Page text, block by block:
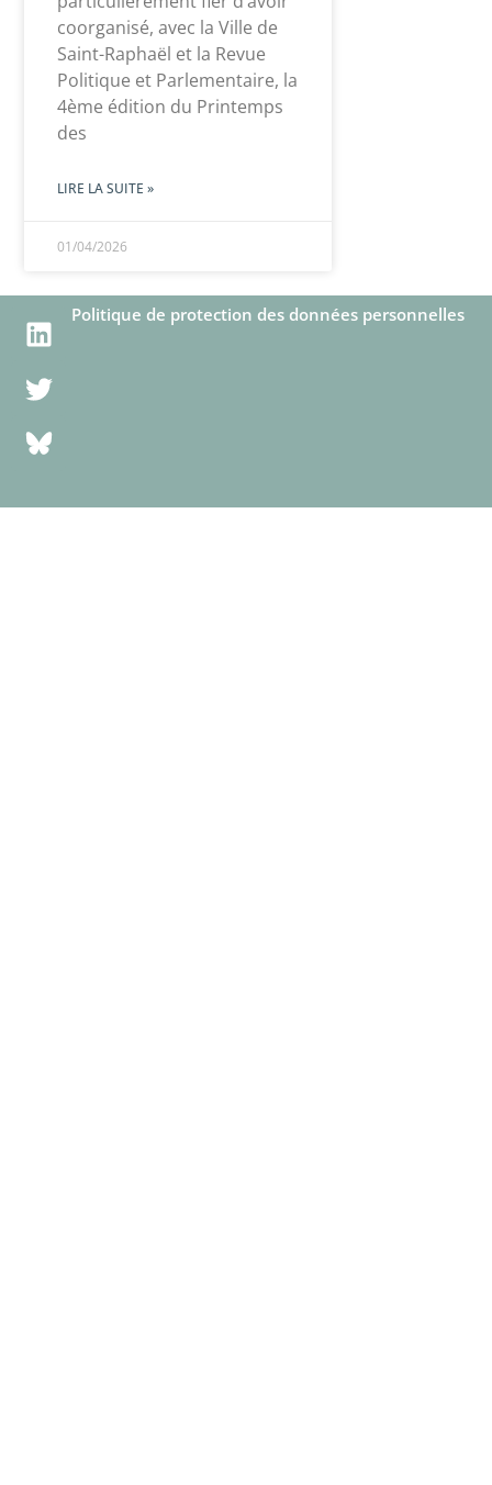
coorganisé, avec la Ville de
Saint-Raphaël et la Revue
Politique et Parlementaire, la
4ème édition du Printemps
des
LIRE LA SUITE »
01/04/2026
Politique de protection des données personnelles